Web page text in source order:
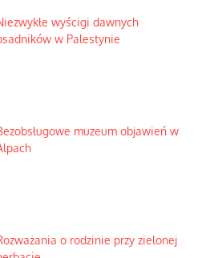
wyścigi dawnych
w Palestynie
muzeum objawień w
o rodzinie przy zielonej